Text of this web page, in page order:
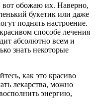
обожаю их. Наверно,
букетик или даже
поднять настроение.
способе лечения
абсолютно всем и
знать некоторые
как это красиво
лекарства, можно
энергию,